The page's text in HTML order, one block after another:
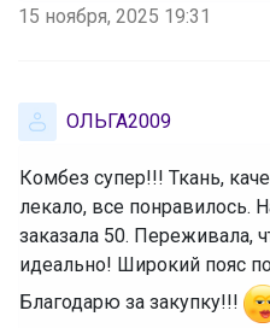
15 ноября, 2025 19:31
ОЛЬГА2009
Комбез супер!!! Ткань,
лекало, все понравилось.
заказала 50. Переживала,
идеально! Широкий пояс
Благодарю за закупку!!!